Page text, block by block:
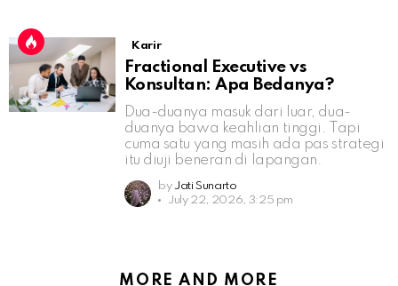
Karir
Fractional Executive vs
Konsultan: Apa Bedanya?
Dua-duanya masuk dari luar, dua-
duanya bawa keahlian tinggi. Tapi
cuma satu yang masih ada pas strategi
itu diuji beneran di lapangan.
by Jati Sunarto
July 22, 2026, 3:25 pm
MORE AND MORE